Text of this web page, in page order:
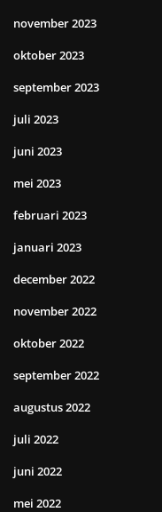
november 2023
oktober 2023
september 2023
juli 2023
juni 2023
mei 2023
februari 2023
januari 2023
december 2022
november 2022
oktober 2022
september 2022
augustus 2022
juli 2022
juni 2022
mei 2022